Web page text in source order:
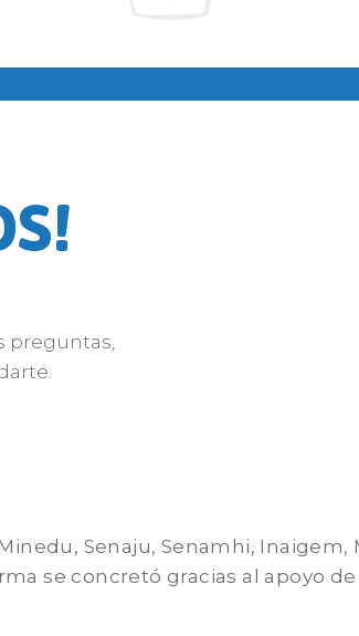
preguntas,
Senaju, Senamhi,
se concretó gracias al apoyo